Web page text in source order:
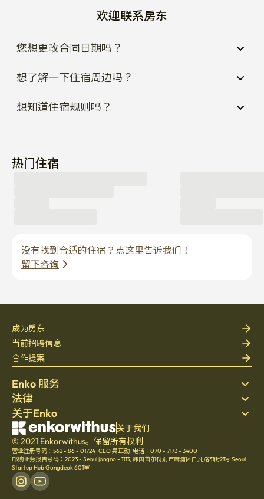
欢迎联系房东
您想更改合同日期吗？
想了解一下住宿周边吗？
想知道住宿规则吗？
热门住宿
没有找到合适的住宿？点这里告诉我们！
留下咨询
Enko 服务
搜索房源
床上用品
博客
帮助中心
法律
隐私政策
服务条款
取消与退款政策
关于Enko
公司介绍
招聘
文化
成为房东
当前招聘信息
合作提案
关于我们
© 2021 Enkorwithus。保留所有权利
营业注册号码：562 - 86 - 01724·CEO 吴正勋· 电话：070 - 7173 - 3400
邮购业务报告号码：2023 - Seoul jongno - 1113, 韩国首尔特别市麻浦区白凡路31街21号 Seoul
Startup Hub Gongdeok 601室